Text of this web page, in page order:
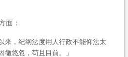
面：
来，纪纲法度用人行政不能仰法太
循悠忽，苟且目前。」